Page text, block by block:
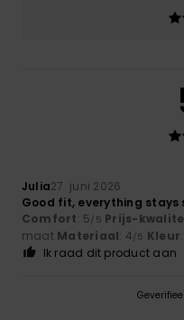
Julia27. juni 2026
Good fit, everything stays
Comfort: 5/5 Prijs-
maat Materiaal: 4/5 Kleur
Ik raad dit product aan